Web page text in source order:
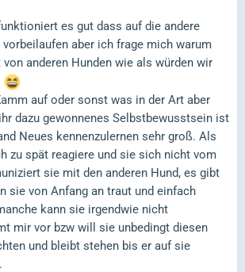
es gut dass auf die andere
vorbeilaufen aber ich frage mich warum
anderen Hunden wie als würden wir
auf oder sonst was in der Art aber
dazu gewonnenes Selbstbewusstsein ist
Neues kennenzulernen sehr groß. Als
zu spät reagiere und sie sich nicht vom
sie mit den anderen Hund, es gibt
sie von Anfang an traut und einfach
kann sie irgendwie nicht
mir vor bzw will sie unbedingt diesen
und bleibt stehen bis er auf sie